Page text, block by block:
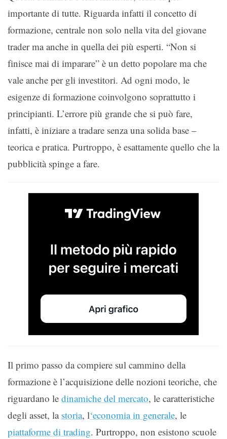
importante di tutte. Riguarda infatti il concetto di
formazione, centrale non solo nella vita del giovane
trader ma anche in quella dei più esperti. “Non si
finisce mai di imparare” è un detto popolare ma che
vale anche per gli investitori. Ad ogni modo, le
esigenze di formazione coinvolgono soprattutto i
principianti. L’errore più grande che si può fare,
infatti, è iniziare a tradare senza una solida base –
teorica e pratica. Purtroppo, è esattamente quello che la
pubblicità spinge a fare.
Il primo passo da compiere sul cammino della
formazione è l’acquisizione delle nozioni teoriche, che
riguardano le dinamiche del mercato, le caratteristiche
degli asset, la storia, l‘economia in generale, le
piattaforme di trading. Purtroppo, non esistono scuole